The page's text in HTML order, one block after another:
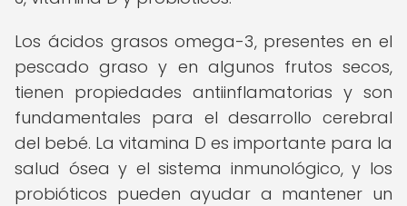
Los ácidos grasos omega-3, presentes en el
pescado graso y en algunos frutos secos,
tienen propiedades antiinflamatorias y son
fundamentales para el desarrollo cerebral
del bebé. La vitamina D es importante para la
salud ósea y el sistema inmunológico, y los
probióticos pueden ayudar a mantener un